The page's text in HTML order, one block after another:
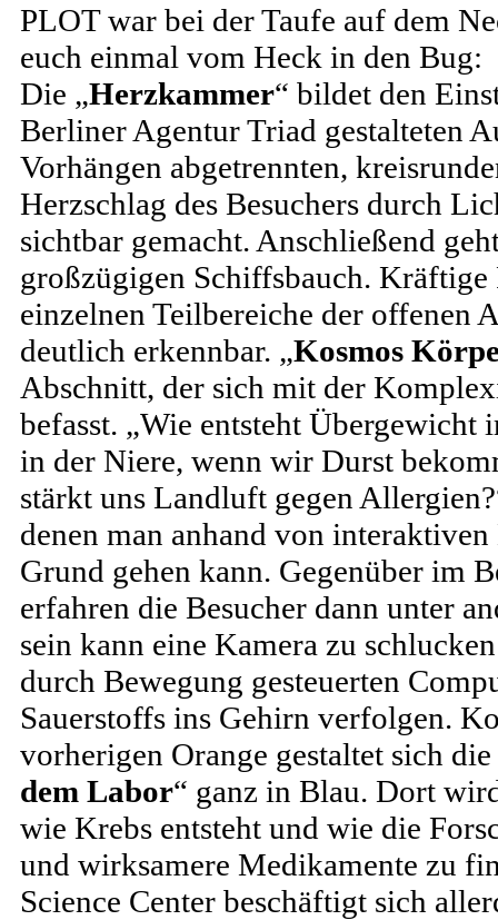
PLOT war bei der Taufe auf dem
euch einmal vom Heck in den Bug:
Die „Herzkammer“ bildet den
Berliner Agentur Triad gestalteten
Vorhängen abgetrennten,
Herzschlag des Besuchers durch
sichtbar gemacht. Anschließend
großzügigen Schiffsbauch. Kräftige
einzelnen Teilbereiche der offenen
deutlich erkennbar. „Kosmos
Abschnitt, der sich mit der
befasst. „Wie entsteht Übergewicht
in der Niere, wenn wir Durst
stärkt uns Landluft gegen
denen man anhand von
Grund gehen kann. Gegenüber im
erfahren die Besucher dann unter
sein kann eine Kamera zu
durch Bewegung gesteuerten
Sauerstoffs ins Gehirn verfolgen.
vorherigen Orange gestaltet sich
dem Labor“ ganz in Blau. Dort
wie Krebs entsteht und wie die
und wirksamere Medikamente zu
Science Center beschäftigt sich